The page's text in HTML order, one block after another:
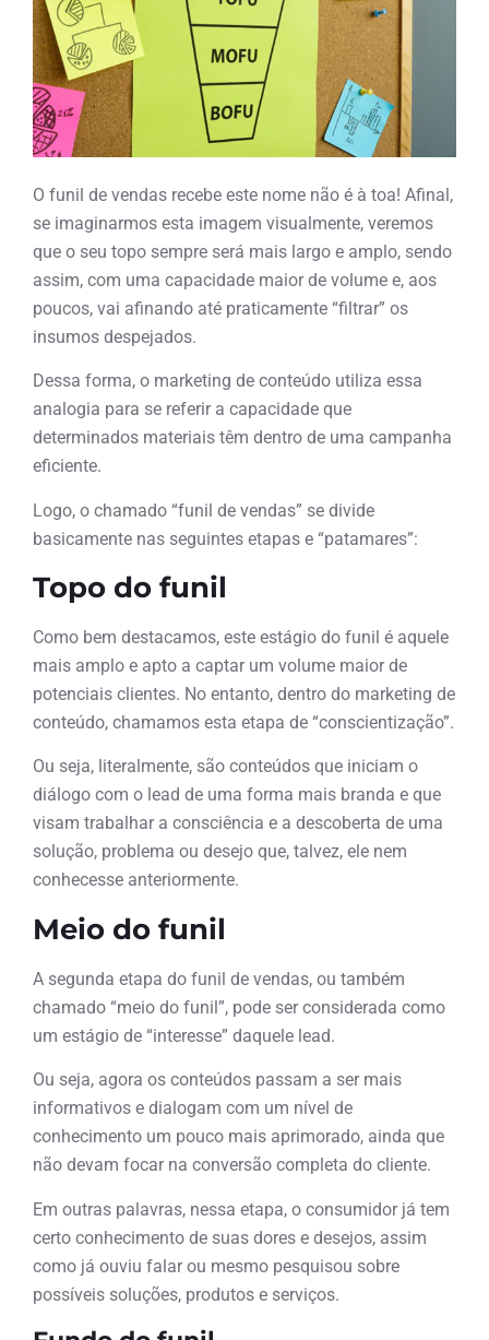
O funil de vendas recebe este nome não é à toa! Afinal,
se imaginarmos esta imagem visualmente, veremos
que o seu topo sempre será mais largo e amplo, sendo
assim, com uma capacidade maior de volume e, aos
poucos, vai afinando até praticamente “filtrar” os
insumos despejados.
Dessa forma, o marketing de conteúdo utiliza essa
analogia para se referir a capacidade que
determinados materiais têm dentro de uma campanha
eficiente.
Logo, o chamado “funil de vendas” se divide
basicamente nas seguintes etapas e “patamares”:
Topo do funil
Como bem destacamos, este estágio do funil é aquele
mais amplo e apto a captar um volume maior de
potenciais clientes. No entanto, dentro do marketing de
conteúdo, chamamos esta etapa de “conscientização”.
Ou seja, literalmente, são conteúdos que iniciam o
diálogo com o lead de uma forma mais branda e que
visam trabalhar a consciência e a descoberta de uma
solução, problema ou desejo que, talvez, ele nem
conhecesse anteriormente.
Meio do funil
A segunda etapa do funil de vendas, ou também
chamado “meio do funil”, pode ser considerada como
um estágio de “interesse” daquele lead.
Ou seja, agora os conteúdos passam a ser mais
informativos e dialogam com um nível de
conhecimento um pouco mais aprimorado, ainda que
não devam focar na conversão completa do cliente.
Em outras palavras, nessa etapa, o consumidor já tem
certo conhecimento de suas dores e desejos, assim
como já ouviu falar ou mesmo pesquisou sobre
possíveis soluções, produtos e serviços.